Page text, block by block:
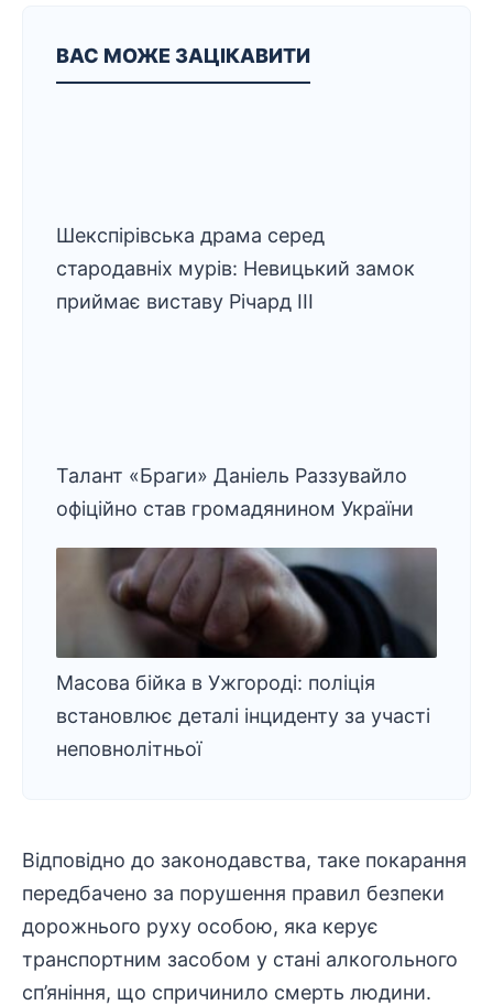
ВАС МОЖЕ ЗАЦІКАВИТИ
Шекспірівська драма серед
стародавніх мурів: Невицький замок
приймає виставу Річард ІІІ
Талант «Браги» Даніель Раззувайло
офіційно став громадянином України
Масова бійка в Ужгороді: поліція
встановлює деталі інциденту за участі
неповнолітньої
Відповідно до законодавства, таке покарання
передбачено за порушення правил безпеки
дорожнього руху особою, яка керує
транспортним засобом у стані алкогольного
сп’яніння, що спричинило смерть людини.